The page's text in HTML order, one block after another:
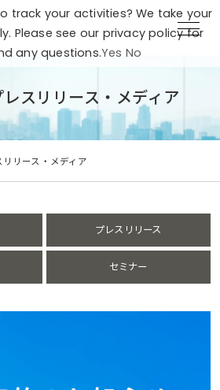
スリリース・メディア
リース・メディア
プレスリリース
セミナー
track your activities? We take your
Please see our privacy policy for
any questions.Yes No